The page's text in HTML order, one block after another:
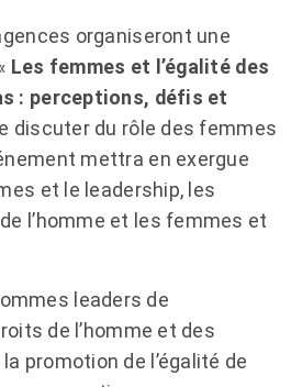
organiseront une
Les femmes et l’égalité des
: perceptions, défis et
discuter du rôle des femmes
mettra en exergue
et le leadership, les
l’homme et les femmes et
leaders de
de l’homme et des
promotion de l’égalité de